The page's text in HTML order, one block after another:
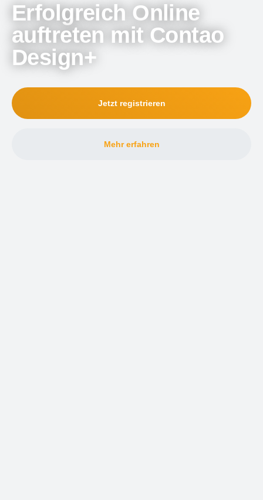
Erfolgreich Online
auftreten mit Contao
Design+
Jetzt registrieren
Mehr erfahren